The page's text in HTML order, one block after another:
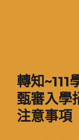
轉知~111
甄審入學
注意事項